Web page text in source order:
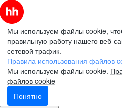
Мы используем файлы cookie,
правильную работу нашего веб-
сетевой трафик.
Правила использования файлов
Мы используем файлы cookie.
файлов cookie
Понятно